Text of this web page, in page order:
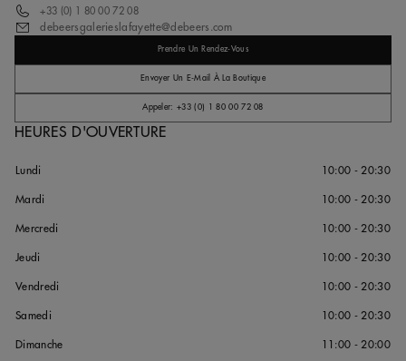
+33 (0) 1 80 00 72 08
debeersgalerieslafayette@debeers.com
Prendre Un Rendez-Vous
Envoyer Un E-Mail À La Boutique
Appeler: +33 (0) 1 80 00 72 08
HEURES D'OUVERTURE
Lundi 10:00 - 20:30
Mardi 10:00 - 20:30
Mercredi 10:00 - 20:30
Jeudi 10:00 - 20:30
Vendredi 10:00 - 20:30
Samedi 10:00 - 20:30
Dimanche 11:00 - 20:00